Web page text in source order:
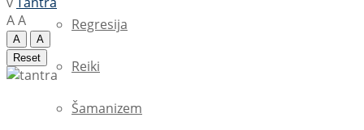
Regresija
Reiki
Šamanizem
AA
A
A
Reset